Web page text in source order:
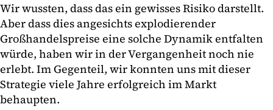
Wir wussten, dass das ein gewisses Risiko darstellt.
Aber dass dies angesichts explodierender
Großhandelspreise eine solche Dynamik entfalten
würde, haben wir in der Vergangenheit noch nie
erlebt. Im Gegenteil, wir konnten uns mit dieser
Strategie viele Jahre erfolgreich im Markt
behaupten.